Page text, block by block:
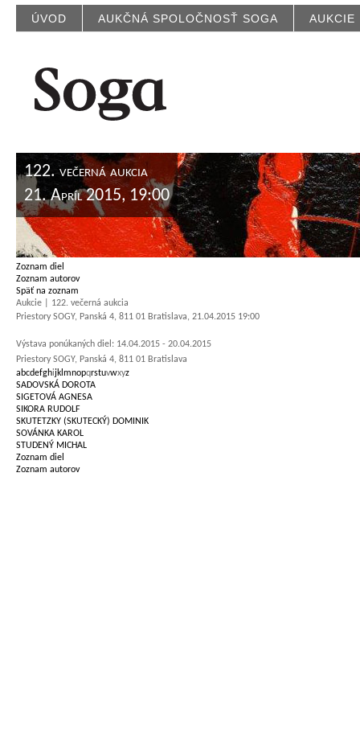
ÚVOD AUKČNÁ SPOLOČNOSŤ SOGA AUKCIE
122. večerná aukcia
21. Apríl 2015, 19:00
Zoznam diel
Zoznam autorov
Späť na zoznam
Aukcie | 122. večerná aukcia
Priestory SOGY, Panská 4, 811 01 Bratislava, 21.04.2015 19:00
Výstava ponúkaných diel: 14.04.2015 - 20.04.2015
Priestory SOGY, Panská 4, 811 01 Bratislava
abcdefghijk mnopqrstuvwxyz
SADOVSKÁ DOROTA
SIGETOVÁ AGNESA
SIKORA RUDOLF
SKUTETZKY (SKUTECKÝ) DOMINIK
SOVÁNKA KAROL
STUDENÝ MICHAL
Zoznam diel
Zoznam autorov